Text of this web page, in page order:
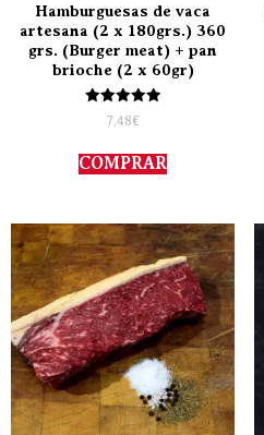
Hamburguesas de vaca
artesana (2 x 180grs.) 360
grs. (Burger meat) + pan
brioche (2 x 60gr)
Valorado
con
de 5
7,48€
COMPRAR